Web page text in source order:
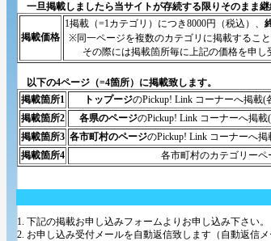
一旦掲載しましたら当サイトが存続する限りそのまま継
掲載価格
1掲載（=1カテゴリ）につき8000円（税込）、
※同一ページを複数のカテゴリに掲載すること
その際には掲載箇所毎に上記の価格を申し
以下の4ページ（=4箇所）に掲載致します。
掲載箇所1
トップージのPickup! Link コーナーへ掲載
掲載箇所2
各県のページのPickup! Link コーナーへ掲
掲載箇所3 各市町村のページのPickup! Link コーナーへ
掲載箇所4
各市町村のカテゴリーペ
1. 下記の掲載お申し込みフォームよりお申し込み下さい。
2. お申し込み受付メールを自動返信致します（自動返信